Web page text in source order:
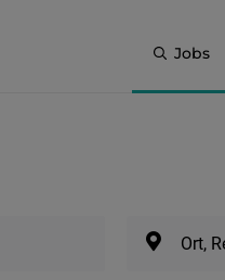
Jobs
Ort,